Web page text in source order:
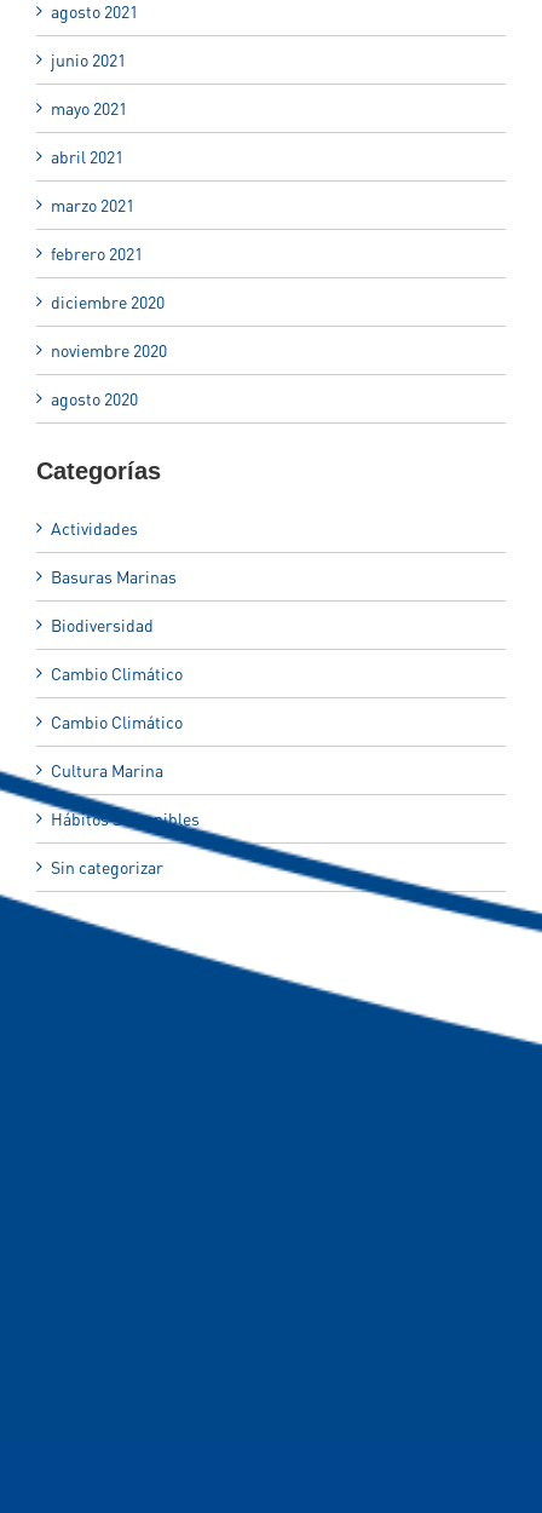
agosto 2021
junio 2021
mayo 2021
abril 2021
marzo 2021
febrero 2021
diciembre 2020
noviembre 2020
agosto 2020
Categorías
Actividades
Basuras Marinas
Biodiversidad
Cambio Climático
Cambio Climático
Cultura Marina
Hábitos Sostenibles
Sin categorizar